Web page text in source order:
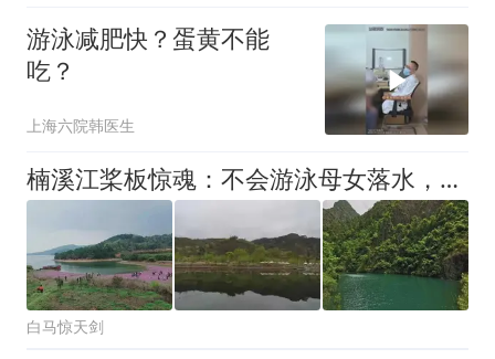
游泳减肥快？蛋黄不能
吃？
上海六院韩医生
楠溪江桨板惊魂：不会游泳母女落水，俱乐部承诺“包捞”却遇15米深潭
白马惊天剑